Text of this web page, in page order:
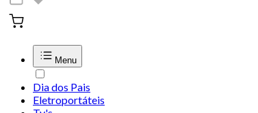
Menu
Dia dos Pais
Eletroportáteis